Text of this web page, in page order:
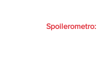
Spoilerometro: